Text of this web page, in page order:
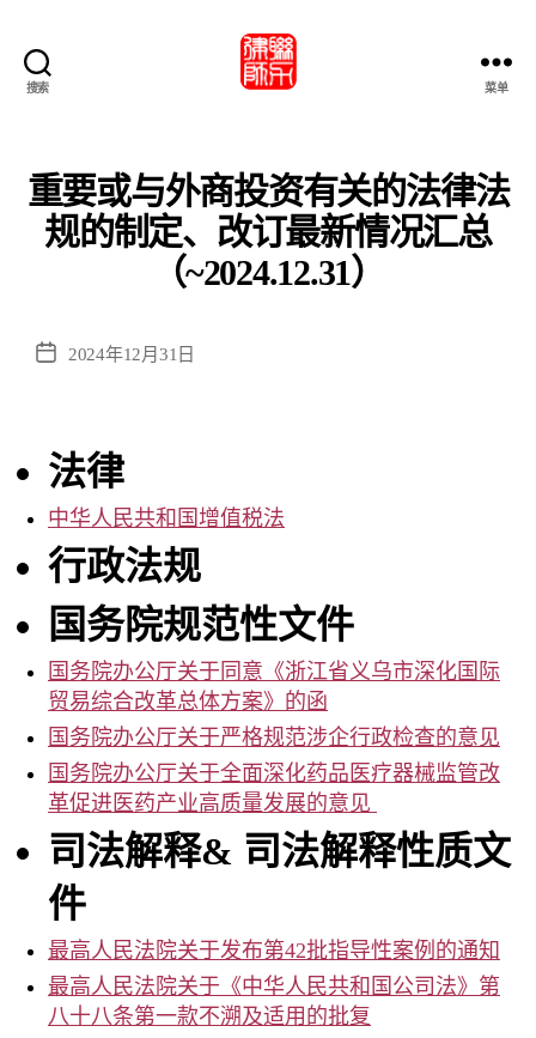
搜索
联
力
律
師
事
师
所
菜单
重要或与外商投资有关的法律法
规的制定、改订最新情况汇总
（~2024.12.31）
发
2024年12月31日
法律
中华人民共和国增值税法
行政法规
国务院规范性文件
国务院办公厅关于同意《浙江省义乌市深化国际
贸易综合改革总体方案》的函
国务院办公厅关于严格规范涉企行政检查的意见
国务院办公厅关于全面深化药品医疗器械监管改
革促进医药产业高质量发展的意见
司法解释& 司法解释性质文
件
最高人民法院关于发布第42批指导性案例的通知
最高人民法院关于《中华人民共和国公司法》第
八十八条第一款不溯及适用的批复